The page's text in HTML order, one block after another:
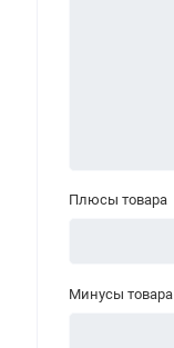
Плюсы товара
Минусы товара